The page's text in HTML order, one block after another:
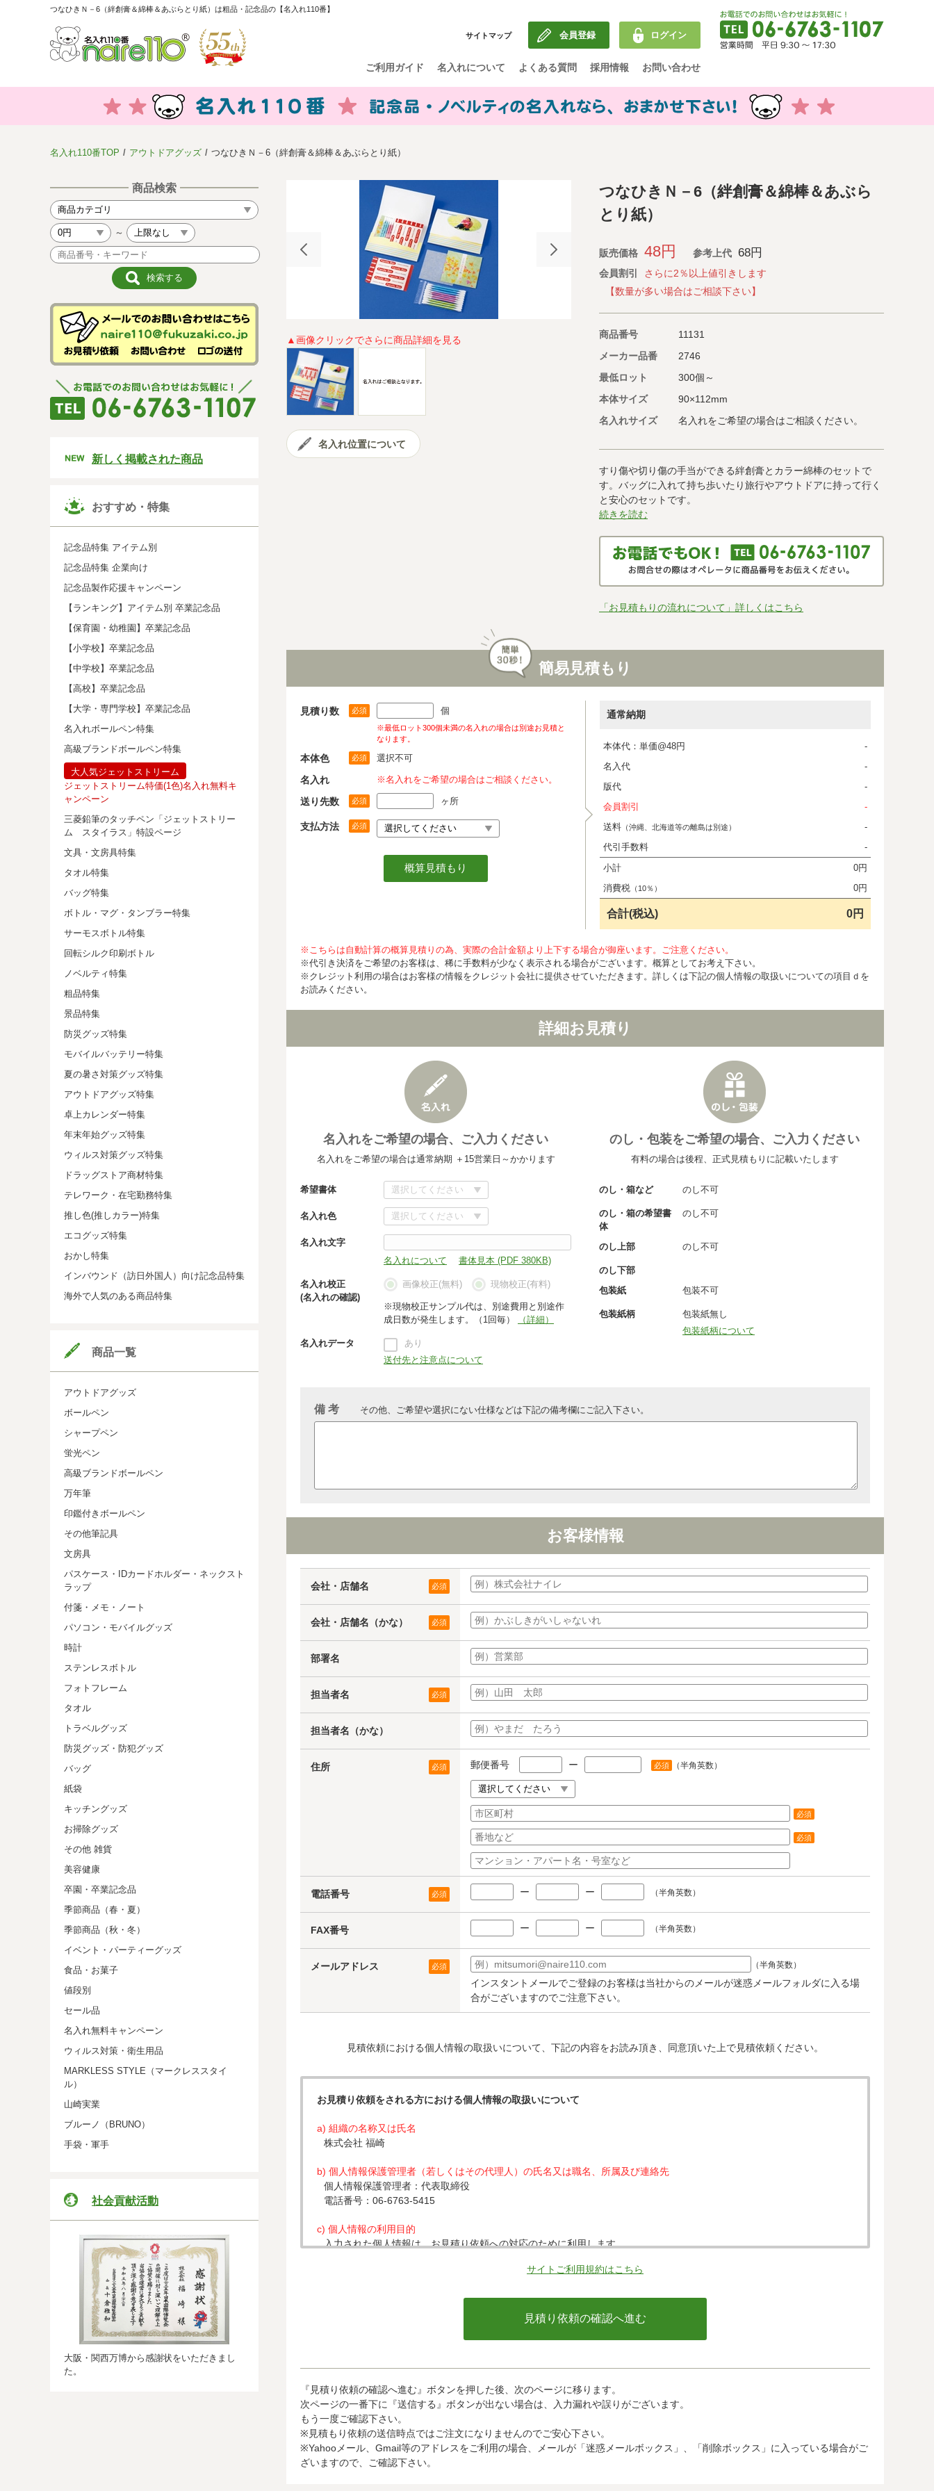
つなひきＮ－6（絆創膏＆綿棒＆あぶらとり紙）は粗品・記念品の【名入れ110番】
サイトマップ 会員登録 ログイン
ご利用ガイド 名入れについて よくある質問 採用情報 お問い合わせ
名入れ110番TOP アウトドアグッズ つなひきＮ－6（絆創膏＆綿棒＆あぶらとり紙）
商品検索
～
新しく掲載された商品
おすすめ・特集
記念品特集 アイテム別
記念品特集 企業向け
記念品製作応援キャンペーン
【ランキング】アイテム別 卒業記念品
【保育園・幼稚園】卒業記念品
【小学校】卒業記念品
【中学校】卒業記念品
【高校】卒業記念品
【大学・専門学校】卒業記念品
名入れボールペン特集
高級ブランドボールペン特集
大人気ジェットストリーム
ジェットストリーム特価(1色)名入れ無料キ
ャンペーン
三菱鉛筆のタッチペン「ジェットストリー
ム スタイラス」特設ページ
文具・文房具特集
タオル特集
バッグ特集
ボトル・マグ・タンブラー特集
サーモスボトル特集
回転シルク印刷ボトル
ノベルティ特集
粗品特集
景品特集
防災グッズ特集
モバイルバッテリー特集
夏の暑さ対策グッズ特集
アウトドアグッズ特集
卓上カレンダー特集
年末年始グッズ特集
ウィルス対策グッズ特集
ドラッグストア商材特集
テレワーク・在宅勤務特集
推し色(推しカラー)特集
エコグッズ特集
おかし特集
インバウンド（訪日外国人）向け記念品特集
海外で人気のある商品特集
商品一覧
アウトドアグッズ
ボールペン
シャープペン
蛍光ペン
高級ブランドボールペン
万年筆
印鑑付きボールペン
その他筆記具
文房具
パスケース・IDカードホルダー・ネックスト
ラップ
付箋・メモ・ノート
パソコン・モバイルグッズ
時計
ステンレスボトル
フォトフレーム
タオル
トラベルグッズ
防災グッズ・防犯グッズ
バッグ
紙袋
キッチングッズ
お掃除グッズ
その他 雑貨
美容健康
卒園・卒業記念品
季節商品（春・夏）
季節商品（秋・冬）
イベント・パーティーグッズ
食品・お菓子
値段別
セール品
名入れ無料キャンペーン
ウィルス対策・衛生用品
MARKLESS STYLE（マークレススタイ
ル）
山崎実業
ブルーノ（BRUNO）
手袋・軍手
社会貢献活動
大阪・関西万博から感謝状をいただきまし
た。
▲画像クリックでさらに商品詳細を見る
名入れ位置について
つなひきＮ－6（絆創膏＆綿棒＆あぶら
とり紙）
販売価格 48円 参考上代 68円
会員割引
さらに2％以上値引きします
【数量が多い場合はご相談下さい】
商品番号
11131
メーカー品番
2746
最低ロット
300個～
本体サイズ
90×112mm
名入れサイズ
名入れをご希望の場合はご相談ください。
すり傷や切り傷の手当ができる絆創膏とカラー綿棒のセットで
す。バッグに入れて持ち歩いたり旅行やアウトドアに持って行く
と安心のセットです。
続きを読む
「お見積もりの流れについて」詳しくはこちら
簡易見積もり
見積り数 必須 個
※最低ロット300個未満の名入れの場合は別途お見積と
なります。
本体色 必須 選択不可
名入れ ※名入れをご希望の場合はご相談ください。
送り先数 必須 ヶ所
支払方法 必須
通常納期
本体代：単価@48円
-
名入代
-
版代
-
会員割引
-
送料 （沖縄、北海道等の離島は別途）
-
代引手数料
-
小計
0円
消費税 （10％） 0円
合計(税込) 0円
※こちらは自動計算の概算見積りの為、実際の合計金額より上下する場合が御座います。ご注意ください。
※代引き決済をご希望のお客様は、稀に手数料が少なく表示される場合がございます。概算としてお考え下さい。
※クレジット利用の場合はお客様の情報をクレジット会社に提供させていただきます。詳しくは下記の個人情報の取扱いについての項目ｄを
お読みください。
詳細お見積り
名入れをご希望の場合、ご入力ください
名入れをご希望の場合は通常納期 ＋15営業日～かかります
希望書体
名入れ色
名入れ文字
名入れについて
書体見本 (PDF 380KB)
名入れ校正
(名入れの確認)
画像校正(無料) 現物校正(有料)
※現物校正サンプル代は、別途費用と別途作
成日数が発生します。（1回毎）
（詳細）
名入れデータ
あり
送付先と注意点について
のし・包装をご希望の場合、ご入力ください
有料の場合は後程、正式見積もりに記載いたします
のし・箱など のし不可
のし・箱の希望書
体
のし不可
のし上部 のし不可
のし下部
包装紙
包装不可
包装紙柄
包装紙無し
包装紙柄について
備 考 その他、ご希望や選択にない仕様などは下記の備考欄にご記入下さい。
お客様情報
会社・店舗名 必須
会社・店舗名（かな） 必須
部署名
担当者名 必須
担当者名（かな）
住所 必須 郵便番号 ー 必須 （半角英数）
必須
必須
電話番号 必須 ー ー （半角英数）
FAX番号 ー ー （半角英数）
メールアドレス 必須 （半角英数）
インスタントメールでご登録のお客様は当社からのメールが迷惑メールフォルダに入る場
合がございますのでご注意下さい。
見積依頼における個人情報の取扱いについて、下記の内容をお読み頂き、同意頂いた上で見積依頼ください。
お見積り依頼をされる方における個人情報の取扱いについて
a) 組織の名称又は氏名
株式会社 福崎
b) 個人情報保護管理者（若しくはその代理人）の氏名又は職名、所属及び連絡先
個人情報保護管理者：代表取締役
電話番号：06-6763-5415
c) 個人情報の利用目的
入力された個人情報は、お見積り依頼への対応のために利用します。
・クレジットカード会社への情報提供
当社がお客様から収集した以下の個人情報等は、カード発行会社が行う不正利用検知・防止のために、お客様が利用され
ことができないため、以下の個人情報保護措置に関する情報を把握して、ご提供することはできません。
・提供先が所在する外国の名称
・当該国の個人情報保護に関する情報
・発行会社の個人情報保護の措置
なお、個人情報保護委員会のホームページ(https://www.ppc.go.jp/)では、各国における個人情報保護制度に関する情報に
ついて掲載されています。
サイトご利用規約はこちら
『見積り依頼の確認へ進む』ボタンを押した後、次のページに移ります。
次ページの一番下に『送信する』ボタンが出ない場合は、入力漏れや誤りがございます。
もう一度ご確認下さい。
※見積もり依頼の送信時点ではご注文になりませんのでご安心下さい。
※Yahooメール、Gmail等のアドレスをご利用の場合、メールが「迷惑メールボックス」、「削除ボックス」に入っている場合がご
ざいますので、ご確認下さい。